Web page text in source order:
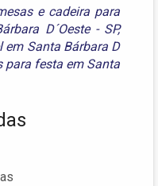
e cadeira para
D´Oeste - SP,
em Santa Bárbara D
para festa em Santa